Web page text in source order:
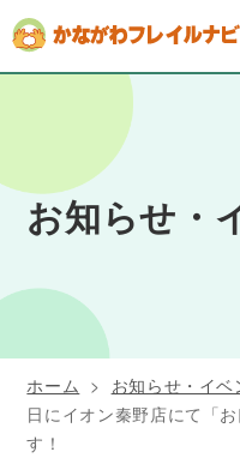
お知らせ・
ホーム > お知らせ・イベ
日にイオン秦野店にて「
す！